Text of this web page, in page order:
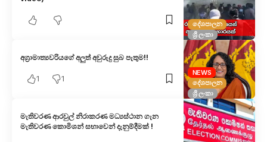
දේශපාලන
ශ්‍රී ලංකා
NEWS
දේශපාලන
ශ්‍රී ලංකා
අග්‍රාමාත්‍යවරියගේ අලුත් අවුරුදු සුබ පැතුම!!
1 1
මැතිවරණ ආරවුල් නිරාකරණ මධ්‍යස්ථාන ගැන
මැතිවරණ කොමිශන් සභාවෙන් දැනුම්දීමක් !